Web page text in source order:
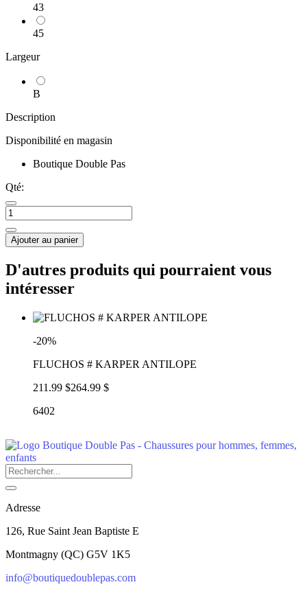
43
45
Largeur
B
Description
Disponibilité en magasin
Boutique Double Pas
Qté:
Ajouter au panier
D'autres produits qui pourraient vous
intéresser
-20%
FLUCHOS # KARPER ANTILOPE
211.99 $264.99 $
6402
Adresse
126, Rue Saint Jean Baptiste E
Montmagny (QC) G5V 1K5
info@boutiquedoublepas.com